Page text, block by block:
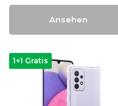
Ansehen
1+1 Gratis